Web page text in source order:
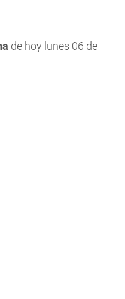
de hoy lunes 06 de